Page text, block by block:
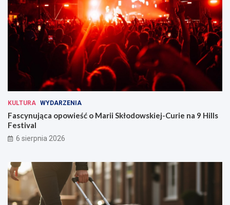
KULTURA WYDARZENIA
Fascynująca opowieść o Marii Skłodowskiej-Curie na 9 Hills
Festival
6 sierpnia 2026